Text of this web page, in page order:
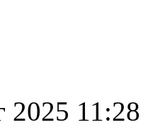
2025 11:28